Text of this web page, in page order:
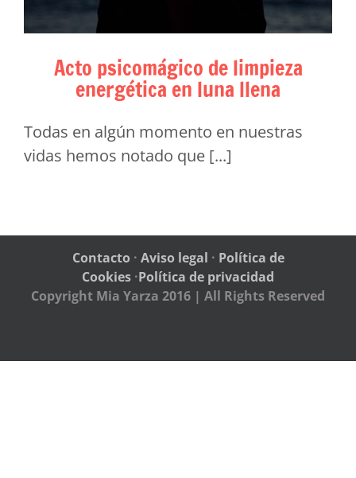
Acto psicomágico de limpieza
energética en luna llena
Todas en algún momento en nuestras
vidas hemos notado que [...]
Contacto · Aviso legal · Política de
Cookies ·Política de privacidad
Copyright Mia Yarza 2016 | All Rights Reserved